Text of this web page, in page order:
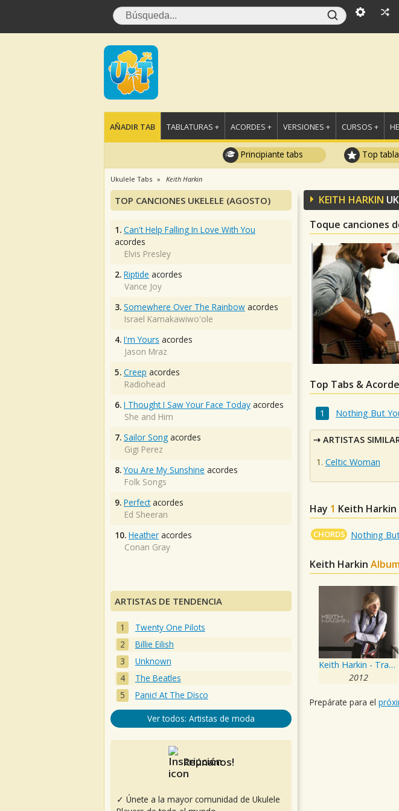
AÑADIR TAB TABLATURAS + ACORDES + VERSIONES + CURSOS +
Principiante tabs Top
Ukulele Tabs Keith Harkin
KEITH HARKIN
Toque canciones
Top Tabs &
Nothing But
ARTISTAS
Celtic Woman
Hay 1 Keith Harkin
CHORDS Nothing
Keith Harkin
Keith Harkin - Track By Track
2012
Prepárate para el
TOP CANCIONES UKELELE (AGOSTO)
1. Can't Help Falling In Love With You
acordes
Elvis Presley
2. Riptide acordes
Vance Joy
3. Somewhere Over The Rainbow acordes
Israel Kamakawiwo'ole
4. I'm Yours acordes
Jason Mraz
5. Creep acordes
Radiohead
6. I Thought I Saw Your Face Today acordes
She and Him
7. Sailor Song acordes
Gigi Perez
8. You Are My Sunshine acordes
Folk Songs
9. Perfectacordes
Ed Sheeran
10. Heather acordes
Conan Gray
ARTISTAS DE TENDENCIA
Twenty One Pilots
Billie Eilish
Unknown
The Beatles
Panic! At The Disco
Ver todos: Artistas de moda
Reúnanos!
✓ Únete a la mayor comunidad de Ukulele